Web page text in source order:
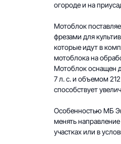
огороде и на
Мотоблок
фрезами для
которые идут в
мотоблока на
Мотоблок оснащен
7 л. с. и объемом
способствует
Особенностью МБ
менять
участках или в